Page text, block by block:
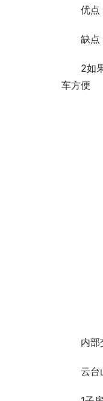
优点
缺点
2如
车方便
内部
云台